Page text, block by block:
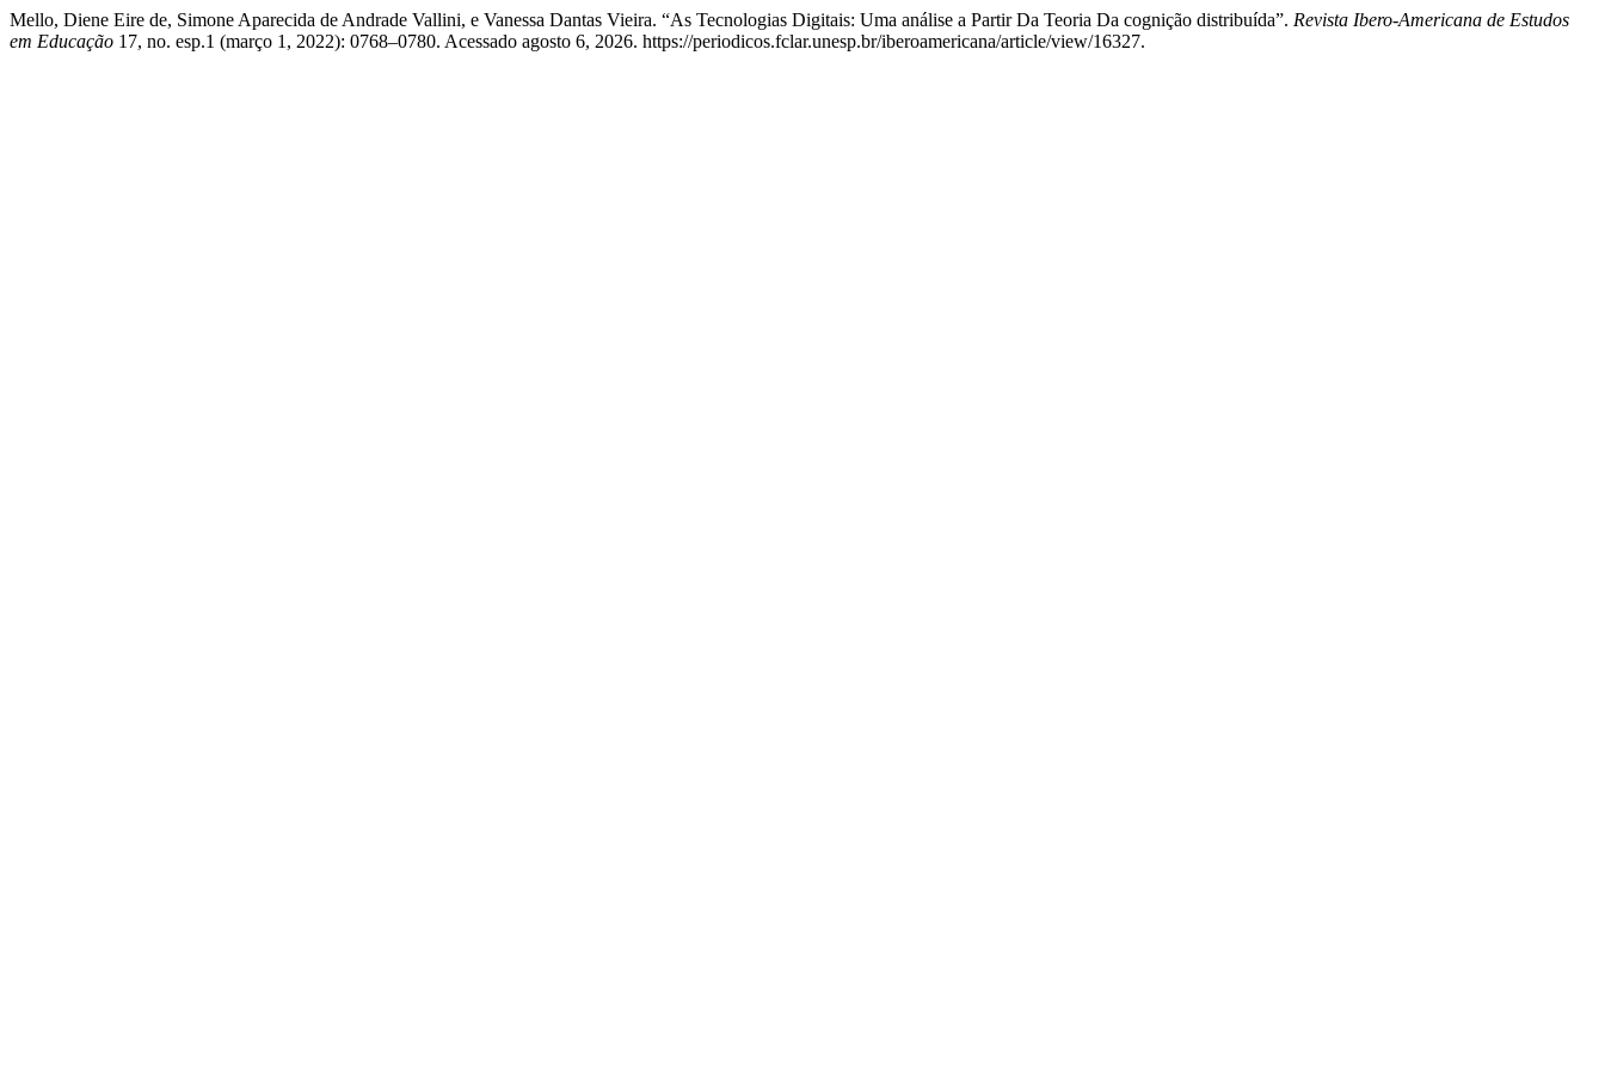
Mello, Diene Eire de, Simone Aparecida de Andrade Vallini, e Vanessa Dantas Vieira. “As Tecnologias Digitais: Uma análise a Partir Da Teoria Da cognição distribuída”. Revista Ibero-Americana de Estudos
em Educação 17, no. esp.1 (março 1, 2022): 0768–0780. Acessado agosto 6, 2026. https://periodicos.fclar.unesp.br/iberoamericana/article/view/16327.